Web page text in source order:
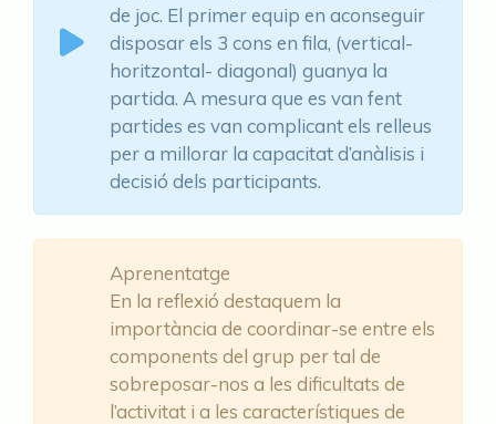
de joc. El primer equip en aconseguir
disposar els 3 cons en fila, (vertical-
horitzontal- diagonal) guanya la
partida. A mesura que es van fent
partides es van complicant els relleus
per a millorar la capacitat d’anàlisis i
decisió dels participants.
Aprenentatge
En la reflexió destaquem la
importància de coordinar-se entre els
components del grup per tal de
sobreposar-nos a les dificultats de
l’activitat i a les característiques de